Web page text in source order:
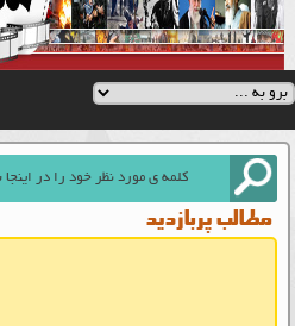
مطالب پربازدید